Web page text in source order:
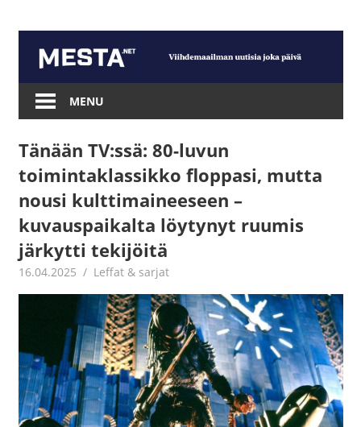
content
Mesta.net
MENU
Tänään TV:ssä: 80-luvun
toimintaklassikko floppasi, mutta
nousi kulttimaineeseen –
kuvauspaikalta löytynyt ruumis
järkytti tekijöitä
16.04.2025 Jouni Hirn
Leffat & sarjat